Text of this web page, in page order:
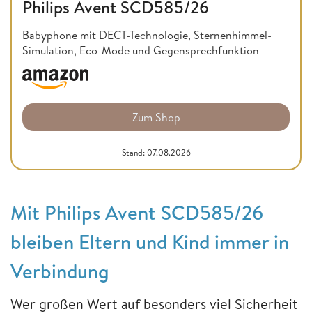
Philips Avent SCD585/26
Babyphone mit DECT-Technologie, Sternenhimmel-
Simulation, Eco-Mode und Gegensprechfunktion
Zum Shop
Stand: 07.08.2026
Mit Philips Avent SCD585/26
bleiben Eltern und Kind immer in
Verbindung
Wer großen Wert auf besonders viel Sicherheit